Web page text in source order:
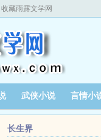
收藏雨露文学网
武侠小说 言情小
长生界